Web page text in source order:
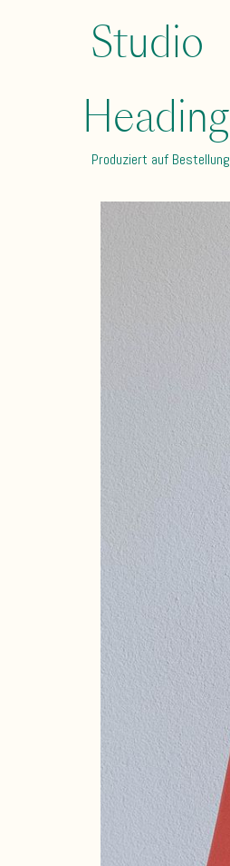
Studio
Heading
Produziert auf Bestellung